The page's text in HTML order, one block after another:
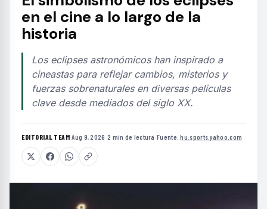
en el cine a lo largo de la
historia
Los eclipses astronómicos han inspirado a
cineastas para reflejar cambios, misterios y
fuerzas sobrenaturales en diversas películas
clave desde mediados del siglo XX.
EDITORIAL TEAM·Aug 9, 2026 ·2 min de lectura ·Fuente:hu.sports.yahoo.com